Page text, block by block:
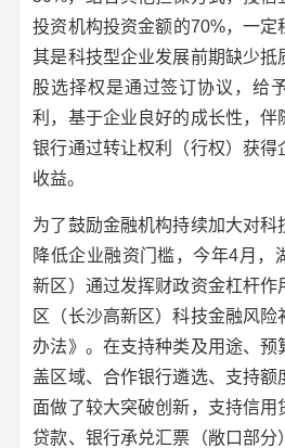
投资机构投资金额的70%，一定
其是科技型企业发展前期缺少抵
股选择权是通过签订协议，给
利，基于企业良好的成长性，伴
银行通过转让权利（行权）获得
收益。
为了鼓励金融机构持续加大对科
降低企业融资门槛，今年4月，
新区）通过发挥财政资金杠杆作
区（长沙高新区）科技金融风
办法》。在支持种类及用途、预
盖区域、合作银行遴选、支持额
面做了较大突破创新，支持信用
贷款、银行承兑汇票（敞口部分